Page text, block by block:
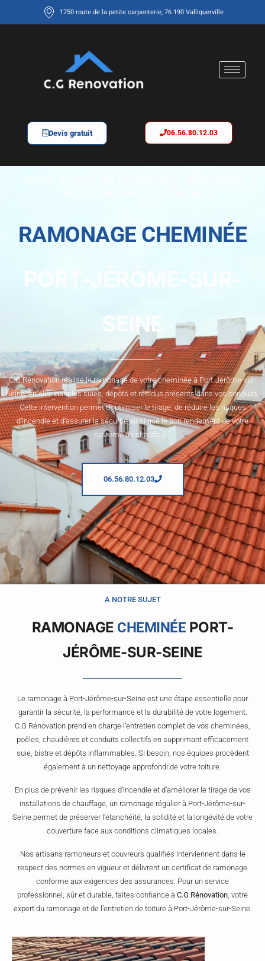
1750 route de la petite carpenterie, 76 190 Valliquerville
Devis gratuit 06.56.80.12.03
RAMONAGE CHEMINÉE
PORT-JÉRÔME-SUR-
SEINE
C.G Rénovation réalise le ramonage de votre cheminée à Port-Jérôme-sur-
Seine, en éliminant les suies, dépôts et résidus présents dans vos conduits.
Cette intervention permet d’optimiser le tirage, de réduire les risques
d’incendie et d’assurer la sécurité ainsi que le bon rendement de votre
système de chauffage.
06.56.80.12.03
A NOTRE SUJET
RAMONAGE CHEMINÉE PORT-
JÉRÔME-SUR-SEINE
Le ramonage à Port-Jérôme-sur-Seine est une étape essentielle pour
garantir la sécurité, la performance et la durabilité de votre logement.
C.G Rénovation prend en charge l’entretien complet de vos cheminées,
poêles, chaudières et conduits collectifs en supprimant efficacement
suie, bistre et dépôts inflammables. Si besoin, nos équipes procèdent
également à un nettoyage approfondi de votre toiture.
En plus de prévenir les risques d’incendie et d’améliorer le tirage de vos
installations de chauffage, un ramonage régulier à Port-Jérôme-sur-
Seine permet de préserver l’étanchéité, la solidité et la longévité de votre
couverture face aux conditions climatiques locales.
Nos artisans ramoneurs et couvreurs qualifiés interviennent dans le
respect des normes en vigueur et délivrent un certificat de ramonage
conforme aux exigences des assurances. Pour un service
professionnel, sûr et durable, faites confiance à C.G Rénovation, votre
expert du ramonage et de l’entretien de toiture à Port-Jérôme-sur-Seine.